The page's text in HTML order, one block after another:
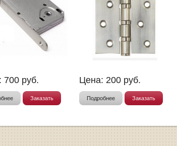
700 руб.
Заказать
Цена: 200 руб.
Подробнее Заказать